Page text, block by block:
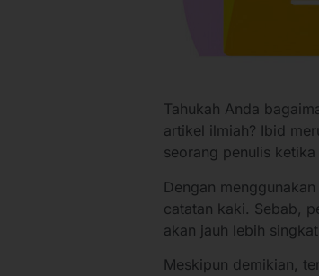
Tahukah Anda
artikel ilmiah? Ibid
seorang penulis
Dengan
catatan kaki. Sebab,
akan jauh lebih
Meskipun demikian,